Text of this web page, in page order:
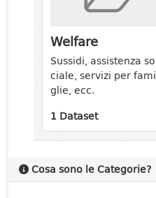
Cosa sono le Categorie?
Welfare
Sussidi, assistenza so
ciale, servizi per fami
glie, ecc.
1 Dataset